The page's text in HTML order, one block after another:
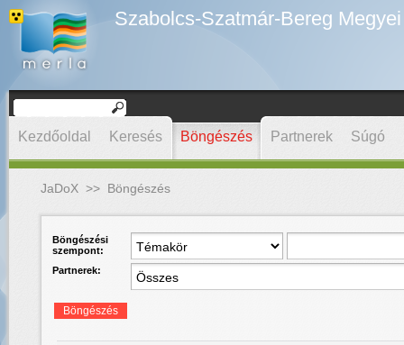
Szabolcs-Szatmár-Bereg
Kezdőoldal Keresés Böngészés Partnerek Súgó
JaDoX>> Böngészés
Böngészési
szempont:
Partnerek:
Böngészés